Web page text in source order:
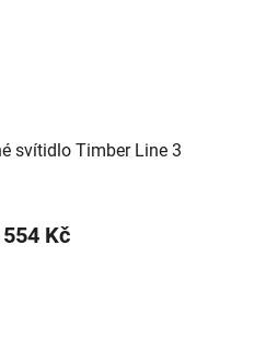
svítidlo Timber Line 3
Kč